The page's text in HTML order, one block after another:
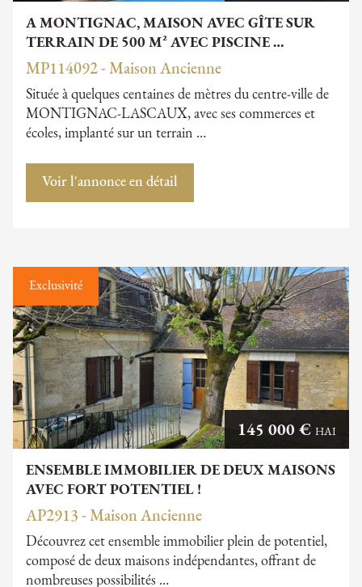
A MONTIGNAC, MAISON AVEC GÎTE SUR
TERRAIN DE 500 M² AVEC PISCINE …
MP114092 - Maison Ancienne
Située à quelques centaines de mètres du centre-ville de
MONTIGNAC-LASCAUX, avec ses commerces et
écoles, implanté sur un terrain …
Voir l'annonce en détail
Exclusivité
ENSEMBLE IMMOBILIER DE DEUX MAISONS
AVEC FORT POTENTIEL !
145 000 € HAI
AP2913 - Maison Ancienne
Découvrez cet ensemble immobilier plein de potentiel,
composé de deux maisons indépendantes, offrant de
nombreuses possibilités …